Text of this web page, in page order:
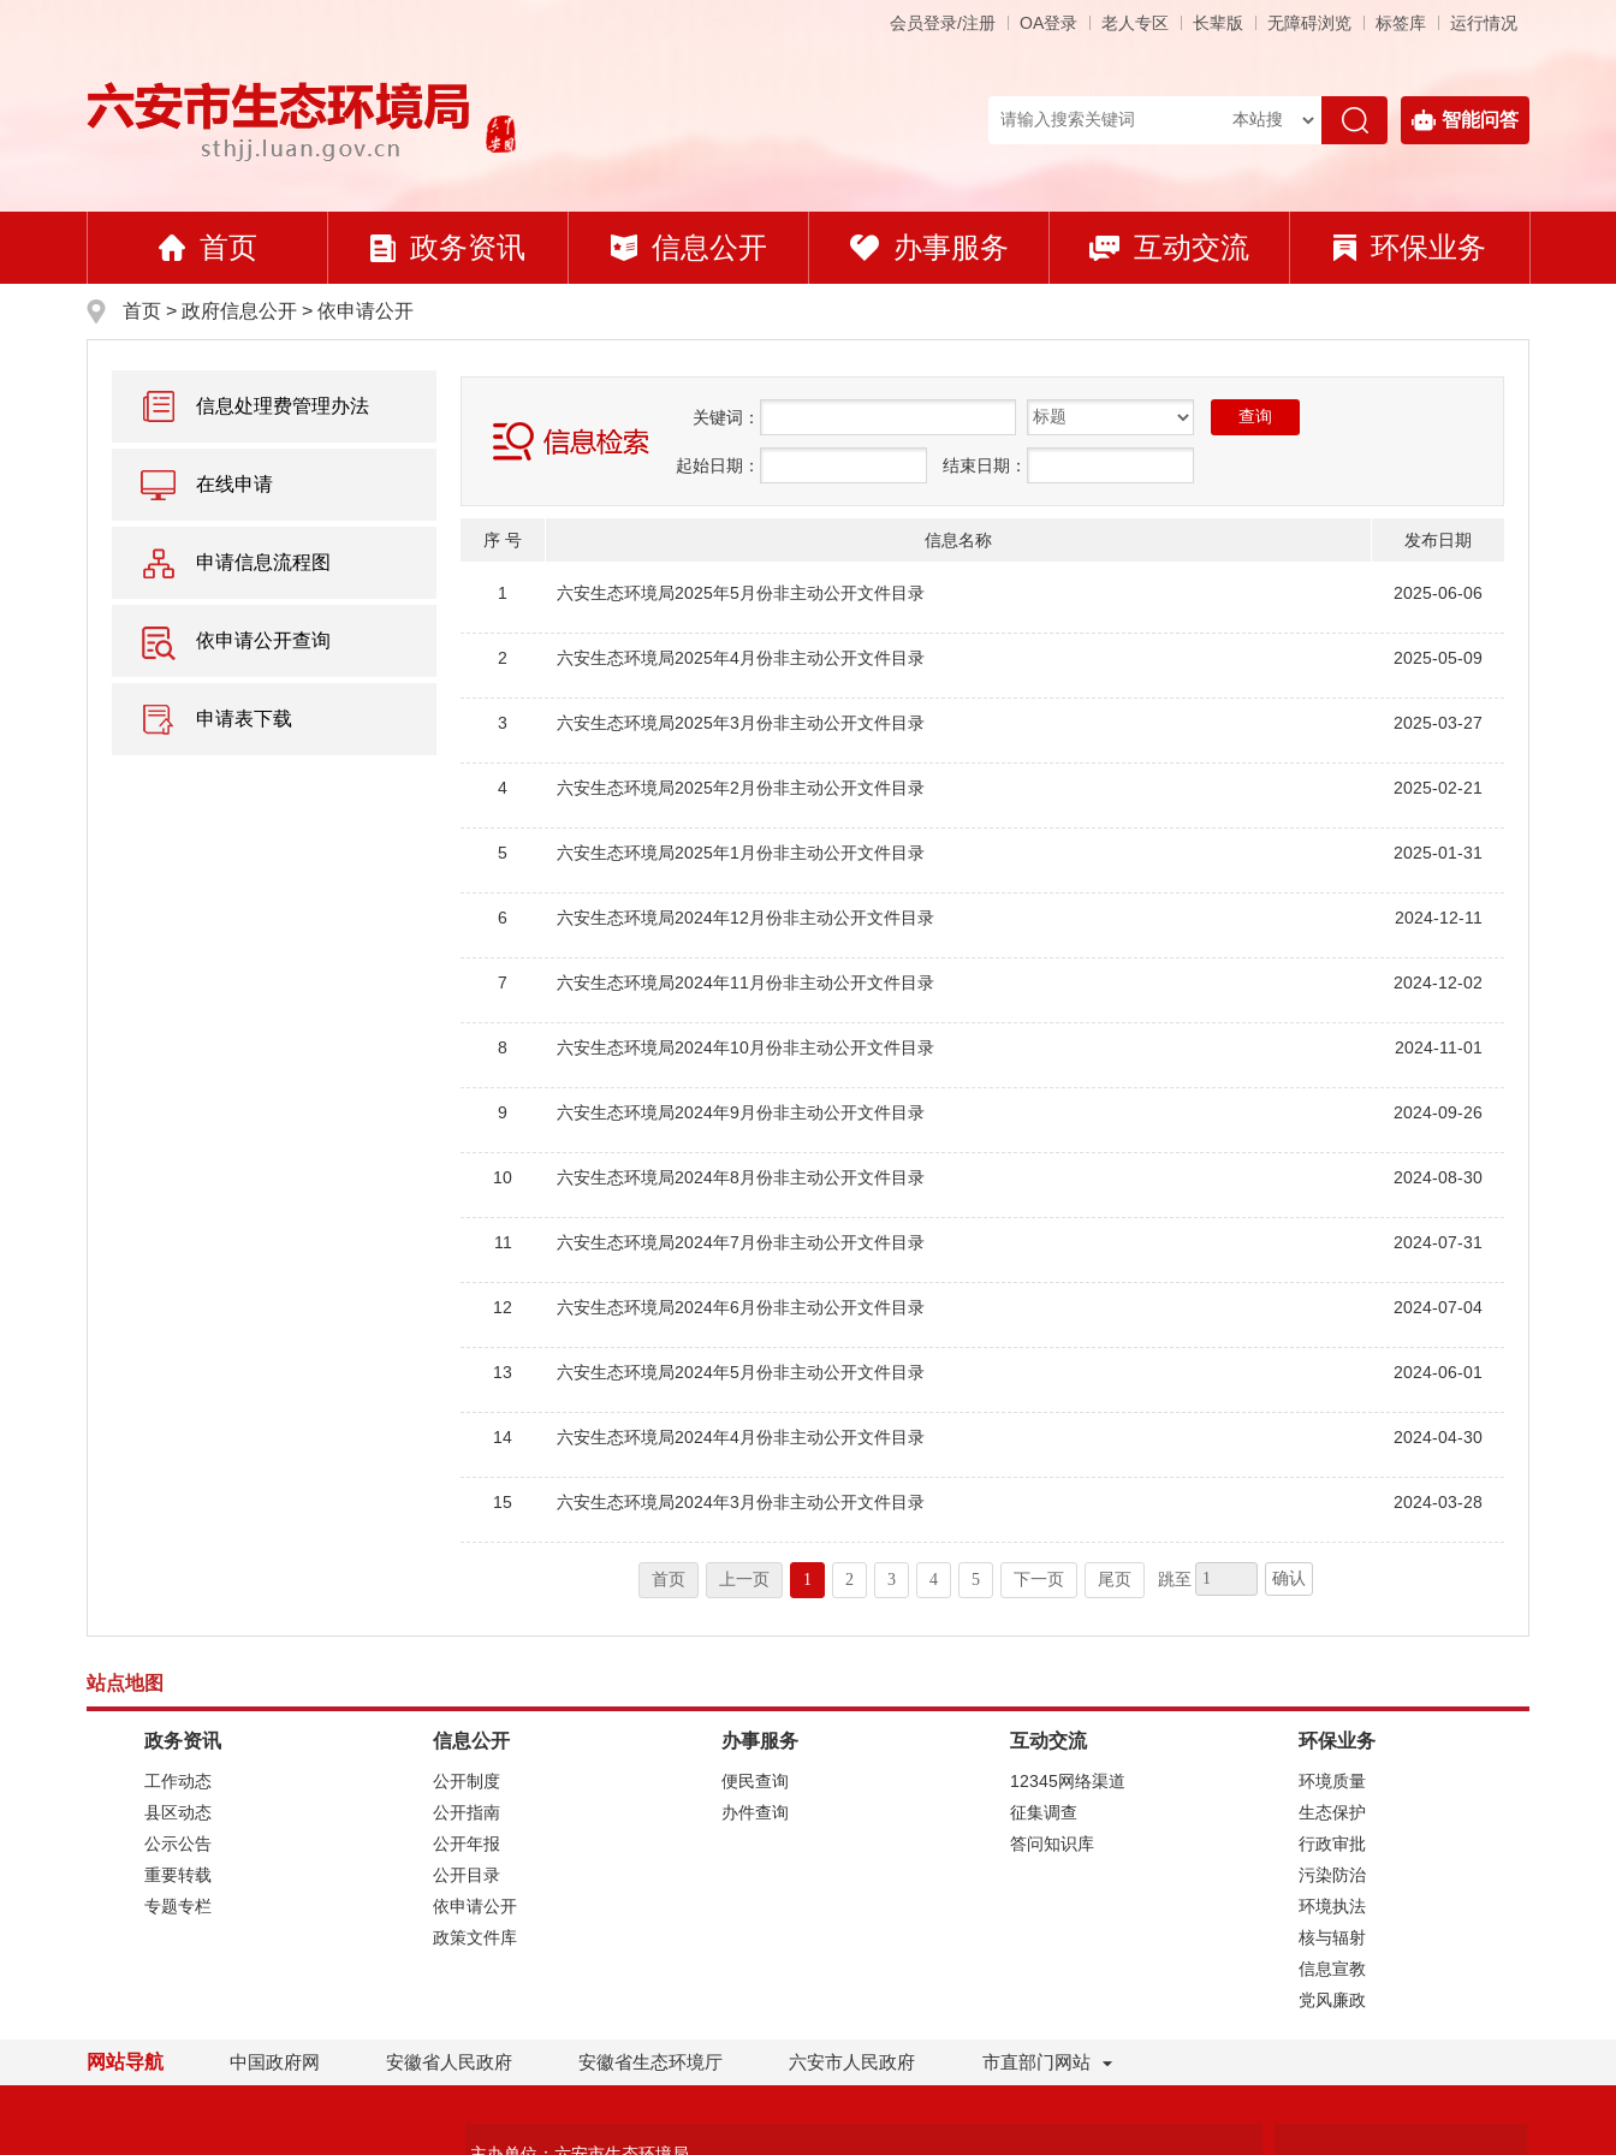
会员登录/注册 OA登录 老人专区 长辈版 无障碍浏览 标签库 运行情况
智能问答
首页 政务资讯 信息公开 办事服务 互动交流 环保业务
首页 > 政府信息公开 > 依申请公开
信息处理费管理办法
在线申请
申请信息流程图
依申请公开查询
申请表下载
关键词：
起始日期： 结束日期：
序 号 信息名称 发布日期
1 六安生态环境局2025年5月份非主动公开文件目录 2025-06-06
2 六安生态环境局2025年4月份非主动公开文件目录 2025-05-09
3 六安生态环境局2025年3月份非主动公开文件目录 2025-03-27
4 六安生态环境局2025年2月份非主动公开文件目录 2025-02-21
5 六安生态环境局2025年1月份非主动公开文件目录 2025-01-31
6 六安生态环境局2024年12月份非主动公开文件目录 2024-12-11
7 六安生态环境局2024年11月份非主动公开文件目录 2024-12-02
8 六安生态环境局2024年10月份非主动公开文件目录 2024-11-01
9 六安生态环境局2024年9月份非主动公开文件目录 2024-09-26
10 六安生态环境局2024年8月份非主动公开文件目录 2024-08-30
11 六安生态环境局2024年7月份非主动公开文件目录 2024-07-31
12 六安生态环境局2024年6月份非主动公开文件目录 2024-07-04
13 六安生态环境局2024年5月份非主动公开文件目录 2024-06-01
14 六安生态环境局2024年4月份非主动公开文件目录 2024-04-30
15 六安生态环境局2024年3月份非主动公开文件目录 2024-03-28
首页 上一页 1 2 3 4 5 下一页 尾页 跳至 确认
站点地图
政务资讯
工作动态
县区动态
公示公告
重要转载
专题专栏
信息公开
公开制度
公开指南
公开年报
公开目录
依申请公开
政策文件库
办事服务
便民查询
办件查询
互动交流
12345网络渠道
征集调查
答问知识库
环保业务
环境质量
生态保护
行政审批
污染防治
环境执法
核与辐射
信息宣教
党风廉政
网站导航 中国政府网 安徽省人民政府 安徽省生态环境厅 六安市人民政府 市直部门网站